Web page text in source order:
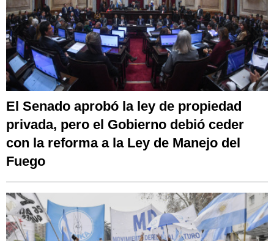
El Senado aprobó la ley de propiedad
privada, pero el Gobierno debió ceder
con la reforma a la Ley de Manejo del
Fuego